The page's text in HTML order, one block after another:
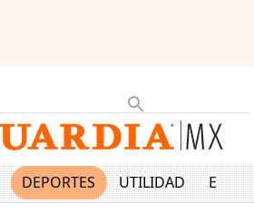
DEPORTES UTILIDAD